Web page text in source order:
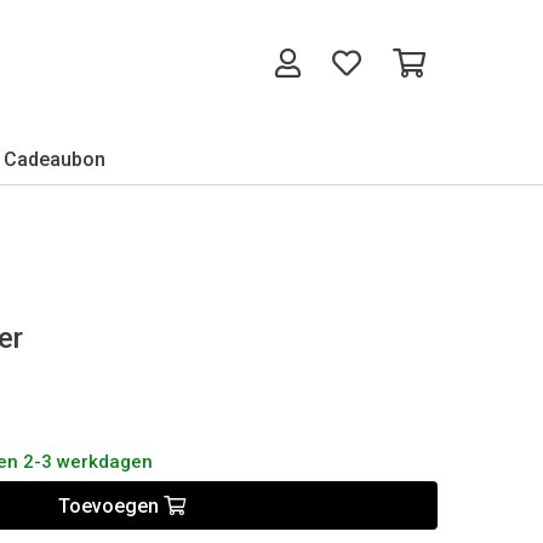
Cadeaubon
2-3 werkdagen
Toevoegen